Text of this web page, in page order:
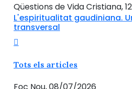
Qüestions de Vida Cristiana,
L'espiritualitat gaudiniana.
transversal
Tots els articles
Foc Nou, 08/07/2026